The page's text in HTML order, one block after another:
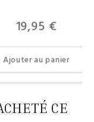
Prix
19,95 €
Ajouter au panier
CE